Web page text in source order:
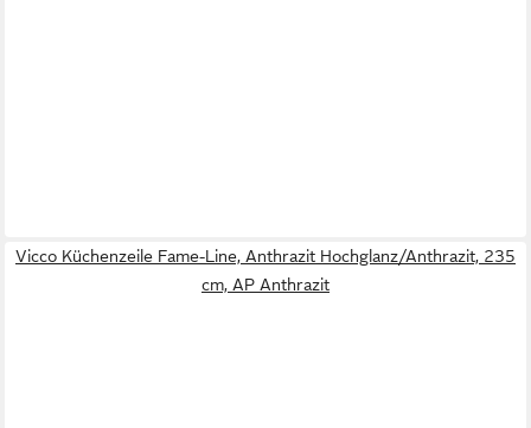
Vicco Küchenzeile Fame-Line, Anthrazit Hochglanz/Anthrazit, 235
cm, AP Anthrazit